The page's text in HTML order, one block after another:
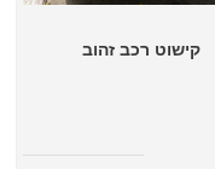
קישוט רכב זהוב